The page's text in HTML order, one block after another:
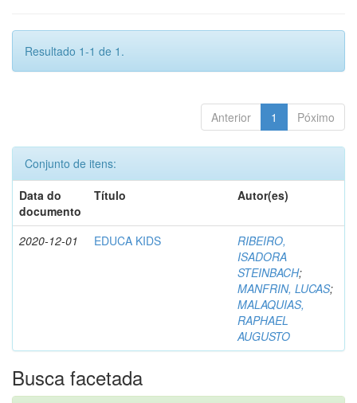
Resultado 1-1 de 1.
Anterior 1 Póximo
Conjunto de itens:
Data do
documento
Título Autor(es)
2020-12-01 EDUCA KIDS
RIBEIRO,
ISADORA
STEINBACH;
MANFRIN, LUCAS;
MALAQUIAS,
RAPHAEL
AUGUSTO
Busca facetada